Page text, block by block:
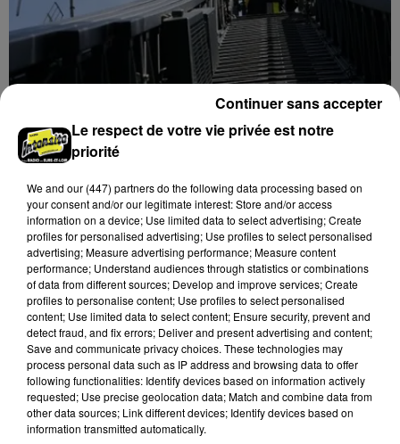
6 août 2026
Une casse automobile partiellement
embrasée à Auneau
Le respect de votre vie privée est notre
priorité
We and our (447) partnersdo the following data processing based on
your consent and/or our legitimate interest: Store and/or access
information on a device; Use limited data to select advertising; Create
profiles for personalised advertising; Use profiles to select personalised
advertising; Measure advertising performance; Measure content
performance; Understand audiences through statistics or combinations
of data from different sources; Develop and improve services; Create
profiles to personalise content; Use profiles to select personalised
content; Use limited data to select content; Ensure security, prevent and
detect fraud, and fix errors; Deliver and present advertising and content;
Save and communicate privacy choices. These technologies may
process personal data such as IP address and browsing data to offer
following functionalities: Identify devices based on information actively
requested; Use precise geolocation data; Match and combine data from
other data sources; Link different devices; Identify devices based on
information transmitted automatically.
Continuer sans accepter